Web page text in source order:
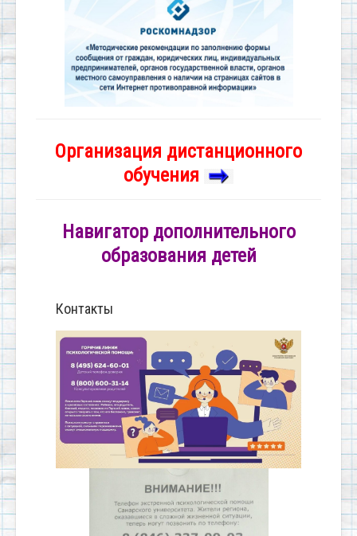
Организация дистанционного
обучения
Навигатор дополнительного
образования детей
Контакты